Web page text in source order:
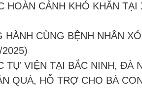
HOÀN CẢNH KHÓ KHĂN
HÀNH CÙNG BỆNH NHÂN
TỰ VIỆN TẠI BẮC NINH, ĐÀ
QUÀ, HỖ TRỢ CHO BÀ